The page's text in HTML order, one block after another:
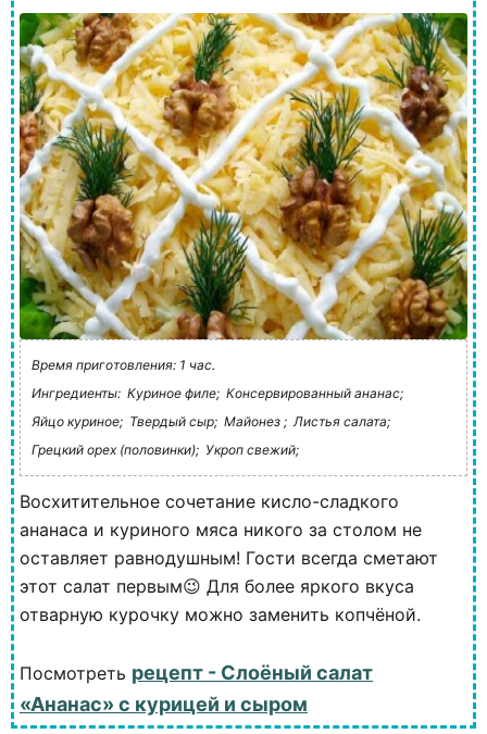
Время приготовления: 1 час.
Ингредиенты: Куриное филе; Консервированный ананас;
Яйцо куриное; Твердый сыр; Майонез ; Листья салата;
Грецкий орех (половинки); Укроп свежий;
Восхитительное сочетание кисло-сладкого
ананаса и куриного мяса никого за столом не
оставляет равнодушным! Гости всегда сметают
этот салат первым😉 Для более яркого вкуса
отварную курочку можно заменить копчёной.
Посмотреть рецепт - Слоёный салат
«Ананас» с курицей и сыром